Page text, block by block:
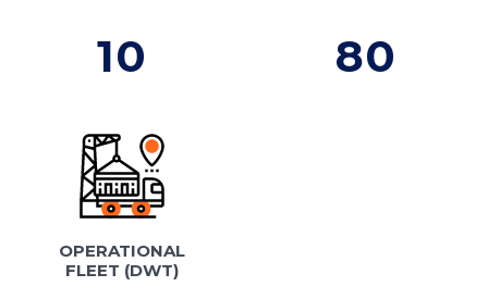
10 80
OPERATIONAL
FLEET (DWT)